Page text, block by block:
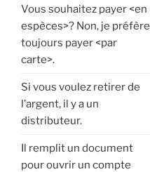
Vous souhaitez payer <en
espèces>? Non, je préfère
toujours payer <par
carte>.
Si vous voulez retirer de
l’argent, il y a un
distributeur.
Il remplit un document
pour ouvrir un compte